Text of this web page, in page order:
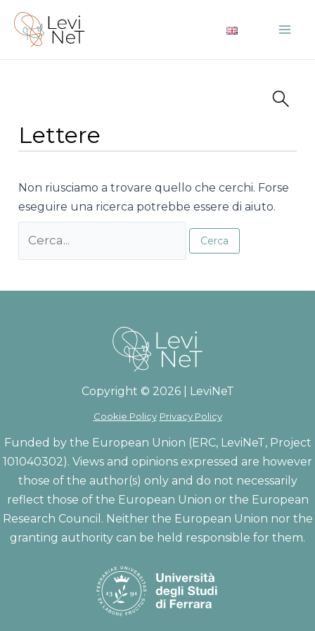
contenuto
Lettere
Non riusciamo a trovare quello che cerchi. Forse
eseguire una ricerca potrebbe essere di aiuto.
Copyright © 2026 | LeviNeT
Cookie Policy Privacy Policy
Funded by the European Union (ERC, LeviNeT, Project
101040302). Views and opinions expressed are however
those of the author(s) only and do not necessarily
reflect those of the European Union or the European
Research Council. Neither the European Union nor the
granting authority can be held responsible for them.